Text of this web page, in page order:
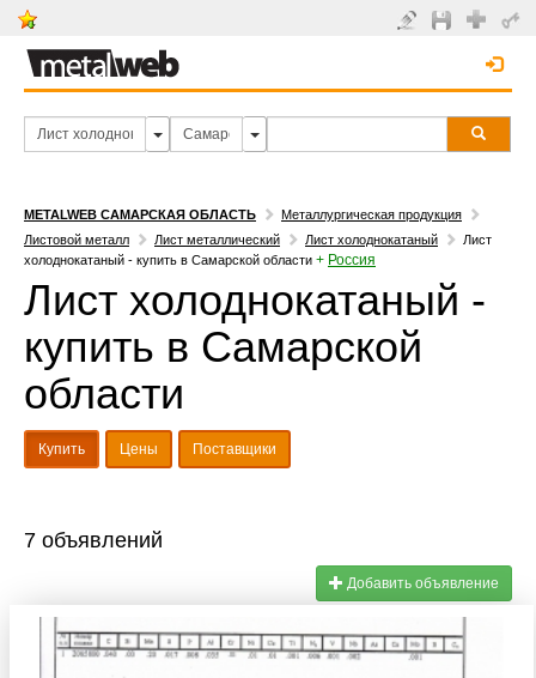
METALWEB САМАРСКАЯ ОБЛАСТЬ
Металлургическая продукция
Листовой металл
Лист металлический Лист холоднокатаный
Лист
холоднокатаный - купить в Самарской области + Россия
Лист холоднокатаный -
купить в Самарской
области
Купить Цены Поставщики
7 объявлений
Добавить объявление